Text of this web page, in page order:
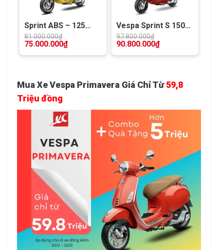
Sprint ABS – 125
iGET (COC 2024)
81.000.000₫
75.000.000₫
Vespa Sprint S 150
(COC 2024)
97.800.000₫
90.800.000₫
Mua Xe Vespa Primavera Giá Chỉ Từ59,8
Triệu đồng